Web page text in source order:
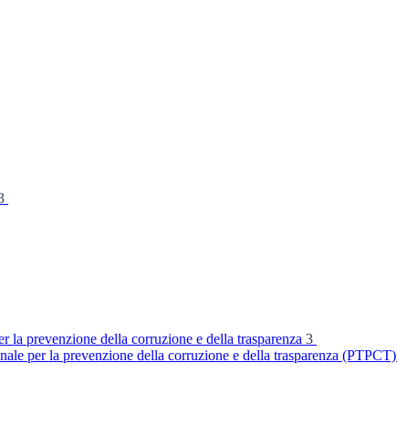
la prevenzione della corruzione e della trasparenza 3
per la prevenzione della corruzione e della trasparenza (PTPCT)